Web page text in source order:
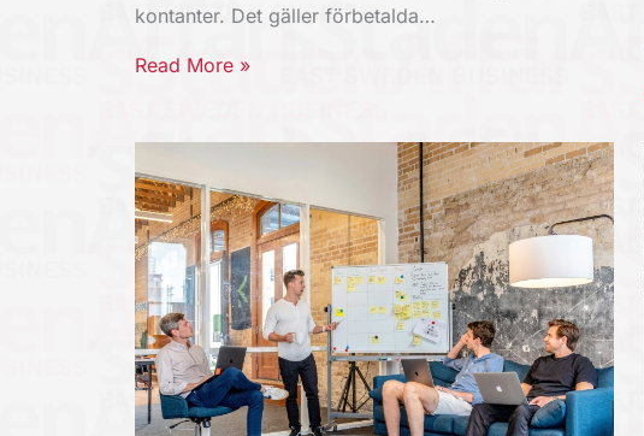
kontanter. Det gäller förbetalda…
Read More »